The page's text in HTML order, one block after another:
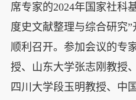
席专家的2024年国家社科
度史文献整理与综合研究
顺利召开。参加会议的专
授、山东大学张志刚教授
四川大学段玉明教授、中